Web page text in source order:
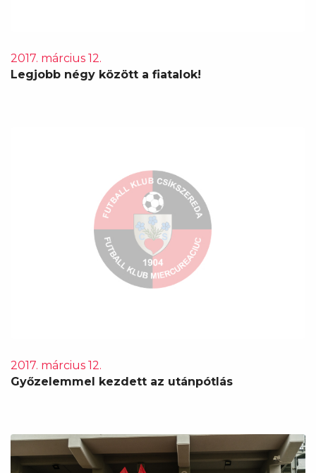
2017. március 12.
Legjobb négy között a fiatalok!
2017. március 12.
Győzelemmel kezdett az utánpótlás